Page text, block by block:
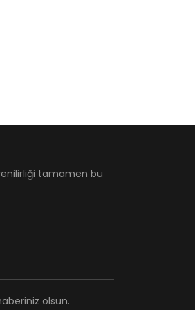
tamamen bu
olsun.